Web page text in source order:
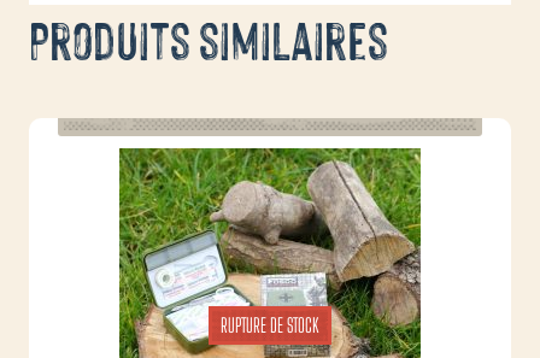
Produits similaires
RUPTURE DE STOCK